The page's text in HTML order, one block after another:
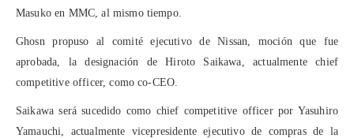
Masuko en MMC, al mismo tiempo.
Ghosn propuso al comité ejecutivo de Nissan, moción que fue
aprobada, la designación de Hiroto Saikawa, actualmente chief
competitive officer, como co-CEO.
Saikawa será sucedido como chief competitive officer por Yasuhiro
Yamauchi, actualmente vicepresidente ejecutivo de compras de la